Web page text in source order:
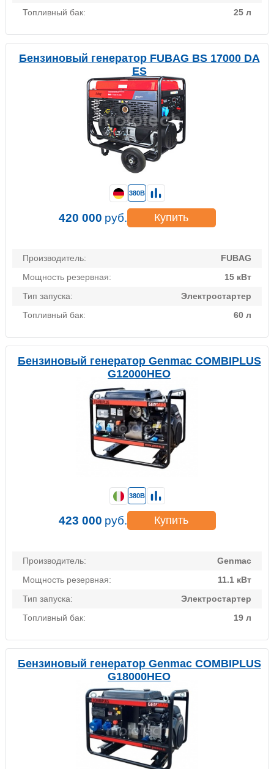
Топливный бак: 25 л
Бензиновый генератор FUBAG BS 17000 DA
ES
Производитель:
FUBAG
Мощность резервная:
15 кВт
Тип запуска:
Электростартер
Топливный бак:
60 л
380В
420 000 руб. Купить
Бензиновый генератор Genmac COMBIPLUS
G12000HEO
Производитель:
Genmac
Мощность резервная:
11.1 кВт
Тип запуска:
Электростартер
Топливный бак:
19 л
380В
423 000 руб. Купить
Бензиновый генератор Genmac COMBIPLUS
G18000HEO